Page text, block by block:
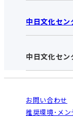
ぎふ
お知
アク
お申
入会
中日文化セン
中日
中日
受講
ご利
オ
中日文化セン
南大高
高蔵
お問い合わせ
推奨環境･メ